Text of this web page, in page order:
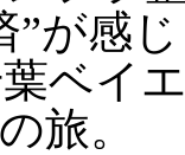
”が感
ベイ
旅。